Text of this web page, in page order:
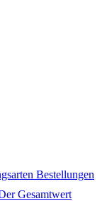
Bestellungen
Gesamtwert